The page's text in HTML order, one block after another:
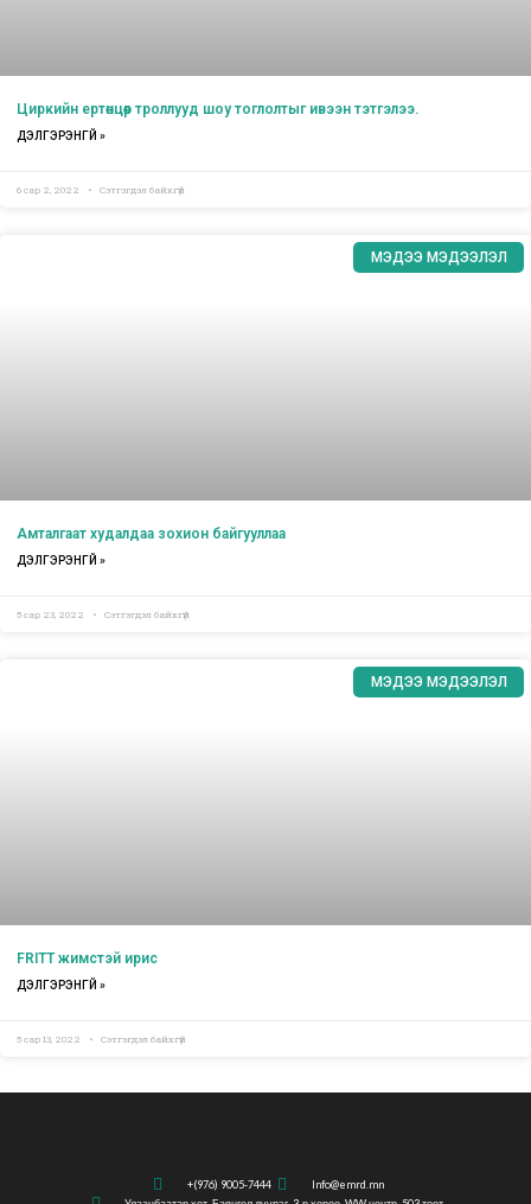
Циркийн ертөнцөөр троллууд шоу тоглолтыг ивээн тэтгэлээ.
ДЭЛГЭРЭНГҮЙ »
6 сар 2, 2022 Сэтгэгдэл байхгүй
МЭДЭЭ МЭДЭЭЛЭЛ
Амталгаат худалдаа зохион байгууллаа
ДЭЛГЭРЭНГҮЙ »
5 сар 23, 2022 Сэтгэгдэл байхгүй
МЭДЭЭ МЭДЭЭЛЭЛ
FRITT жимстэй ирис
ДЭЛГЭРЭНГҮЙ »
5 сар 13, 2022 Сэтгэгдэл байхгүй
+(976) 9005-7444
Info@emrd.mn